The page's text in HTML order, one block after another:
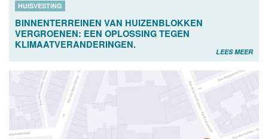
HUISVESTING
BINNENTERREINEN VAN HUIZENBLOKKEN
VERGROENEN: EEN OPLOSSING TEGEN
KLIMAATVERANDERINGEN.
LEES MEER